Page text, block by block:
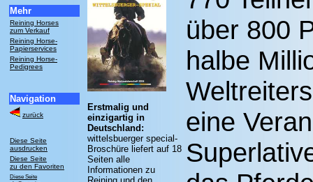
Mehr
Reining Horses
zum Verkauf
Reining Horse-
Papierservices
Reining Horse-
Pedigrees
Navigation
zurück
Diese Seite
ausdrucken
Diese Seite
zu den Favoriten
Diese Seite
Erstmalig und
einzigartig in
Deutschland:
wittelsbuerger special-
Broschüre liefert auf 18
Seiten alle
Informationen zu
über 800
halbe
eine